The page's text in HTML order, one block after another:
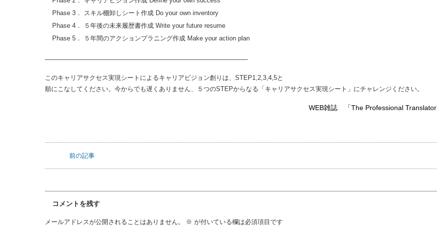
Phase 1． 自己発見シートの作成 Find your own uniqueness
Phase 2． キャリアビジョン作成 Define your own success
Phase 3． スキル棚卸しシート作成 Do your own inventory
Phase 4． ５年後の未来履歴書作成 Write your future resume
――――――――――――――――――――――――――――――――
このキャリアサクセス実現シートによるキャリアビジョン創りは、STEP1,2,3,4,5と
順にこなしてください。今からでも遅くありません、５つのSTEPからなる「キャリアサクセス実現シート」にチャレンジください。
コメントを残す